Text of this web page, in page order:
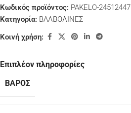
Κωδικός προϊόντος: PAKELO-24512447
Κατηγορία: ΒΑΛΒΟΛΙΝΕΣ
Κοινή χρήση:
Επιπλέον πληροφορίες
ΒΆΡΟΣ